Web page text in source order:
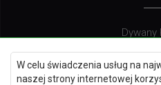
W celu świadczenia usług na
naszej strony internetowej
Dywany
Dywany
Dywany